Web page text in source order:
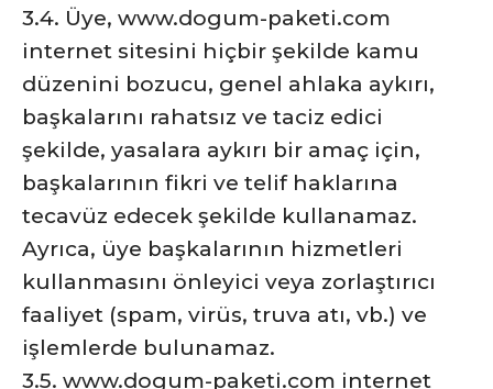
3.4. Üye, www.dogum-paketi.com
internet sitesini hiçbir şekilde kamu
düzenini bozucu, genel ahlaka aykırı,
başkalarını rahatsız ve taciz edici
şekilde, yasalara aykırı bir amaç için,
başkalarının fikri ve telif haklarına
tecavüz edecek şekilde kullanamaz.
Ayrıca, üye başkalarının hizmetleri
kullanmasını önleyici veya zorlaştırıcı
faaliyet (spam, virüs, truva atı, vb.) ve
işlemlerde bulunamaz.
3.5. www.dogum-paketi.com internet